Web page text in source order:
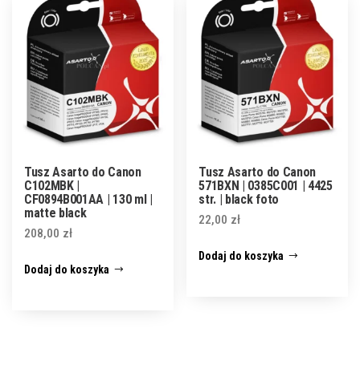
Tusz Asarto do Canon
C102MBK |
CF0894B001AA | 130 ml |
matte black
208,00 zł
Dodaj do koszyka
Tusz Asarto do Canon
571BXN | 0385C001 | 4425
str. | black foto
22,00 zł
Dodaj do koszyka